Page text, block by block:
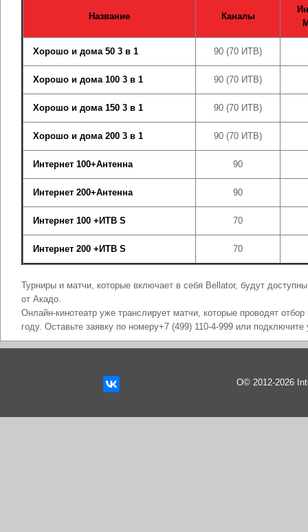
Название Каналы
Хорошо и дома 50 3 в 1 90 (70 ИТВ)
Хорошо и дома 100 3 в 1 90 (70 ИТВ)
Хорошо и дома 150 3 в 1 90 (70 ИТВ)
Хорошо и дома 200 3 в 1 90 (70 ИТВ)
Интернет 100+Антенна 90
Интернет 200+Антенна 90
Интернет 100 +ИТВ S 70
Интернет 200 +ИТВ S 70
Турниры и матчи, которые включает в себя Bellator, будут
от Акадо.
Онлайн-кинотеатр уже транслирует матчи, которые проводят
году. Оставьте заявку по номеру+7 (499) 110-4-999 или
О© 2012-2026